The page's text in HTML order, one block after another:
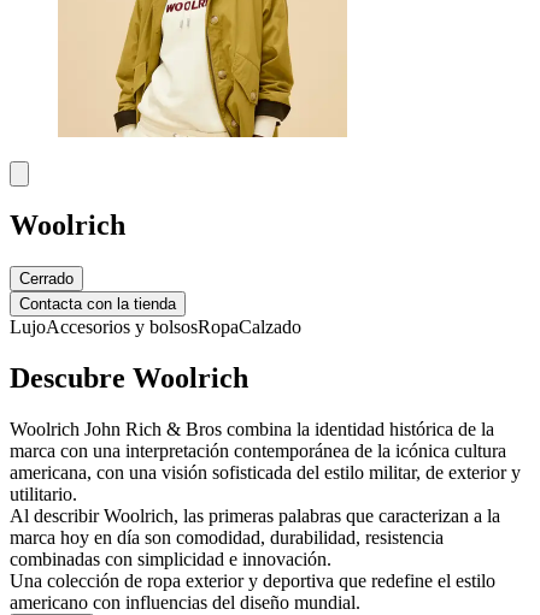
Woolrich
Cerrado
Contacta con la tienda
LujoAccesorios y bolsosRopaCalzado
Descubre Woolrich
Woolrich John Rich & Bros combina la identidad histórica de la
marca con una interpretación contemporánea de la icónica cultura
americana, con una visión sofisticada del estilo militar, de exterior y
utilitario.
Al describir Woolrich, las primeras palabras que caracterizan a la
marca hoy en día son comodidad, durabilidad, resistencia
combinadas con simplicidad e innovación.
Una colección de ropa exterior y deportiva que redefine el estilo
americano con influencias del diseño mundial.